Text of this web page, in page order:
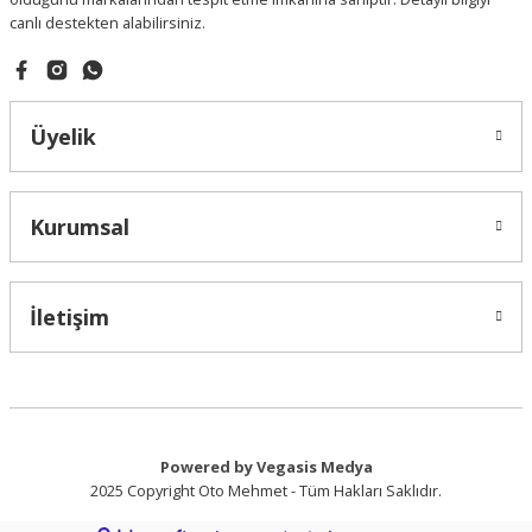
canlı destekten alabilirsiniz.
Üyelik
Kurumsal
İletişim
Powered by Vegasis Medya
2025 Copyright Oto Mehmet - Tüm Hakları Saklıdır.